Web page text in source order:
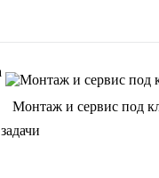
Монтаж и сервис под